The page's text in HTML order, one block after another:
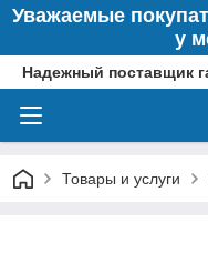
Уважаемые
у
Надежный поставщик
Товары и услуги